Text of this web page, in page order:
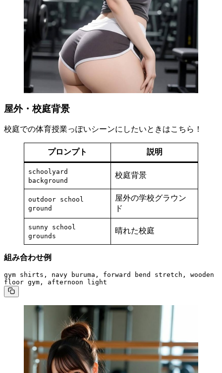
屋外・校庭背景
校庭での体育授業っぽいシーンにしたいときはこちら！
プロンプト 説明
schoolyard
background
校庭背景
outdoor school
ground
屋外の学校グラウン
ド
sunny school
grounds
晴れた校庭
組み合わせ例
gym shirts, navy buruma, forward bend stretch, wooden
floor gym, afternoon light